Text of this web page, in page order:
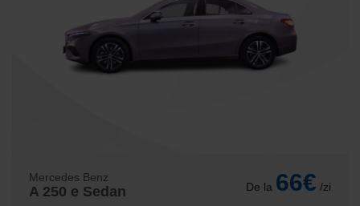
Mercedes Benz
A 250 e Sedan De la 66€ /zi